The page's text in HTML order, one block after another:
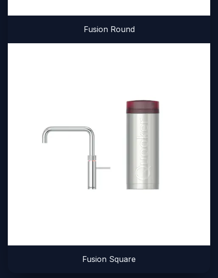
Fusion Round
Fusion Square